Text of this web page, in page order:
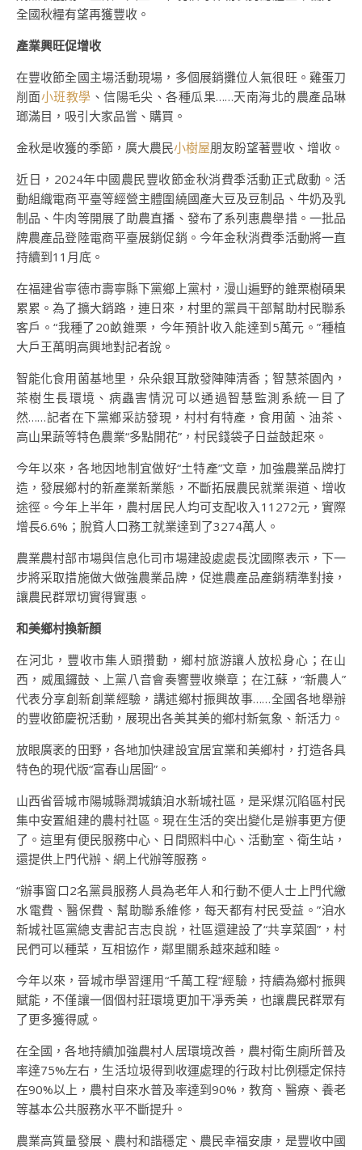
全國秋糧有望再獲豐收。
產業興旺促增收
在豐收節全國主場活動現場，多個展銷攤位人氣很旺。雞蛋刀
削面小班教學 、信陽毛尖、各種瓜果……天南海北的農產品琳
瑯滿目，吸引大家品嘗、購買。
金秋是收獲的季節，廣大農民小樹屋朋友盼望著豐收、增收。
近日，2024年中國農民豐收節金秋消費季活動正式啟動。活
動組織電商平臺等經營主體圍繞國產大豆及豆制品、牛奶及乳
制品、牛肉等開展了助農直播、發布了系列惠農舉措。一批品
牌農產品登陸電商平臺展銷促銷。今年金秋消費季活動將一直
持續到11月底。
在福建省寧德市壽寧縣下黨鄉上黨村，漫山遍野的錐栗樹碩果
累累。為了擴大銷路，連日來，村里的黨員干部幫助村民聯系
客戶。“我種了20畝錐栗，今年預計收入能達到5萬元。”種植
大戶王萬明高興地對記者說。
智能化食用菌基地里，朵朵銀耳散發陣陣清香；智慧茶園內，
茶樹生長環境、病蟲害情況可以通過智慧監測系統一目了
然……記者在下黨鄉采訪發現，村村有特產，食用菌、油茶、
高山果蔬等特色農業“多點開花”，村民錢袋子日益鼓起來。
今年以來，各地因地制宜做好“土特產”文章，加強農業品牌打
造，發展鄉村的新產業新業態，不斷拓展農民就業渠道、增收
途徑。今年上半年，農村居民人均可支配收入11272元，實際
增長6.6%；脫貧人口務工就業達到了3274萬人。
農業農村部市場與信息化司市場建設處處長沈國際表示，下一
步將采取措施做大做強農業品牌，促進農產品產銷精準對接，
讓農民群眾切實得實惠。
和美鄉村換新顏
在河北，豐收市集人頭攢動，鄉村旅游讓人放松身心；在山
西，威風鑼鼓、上黨八音會奏響豐收樂章；在江蘇，“新農人”
代表分享創新創業經驗，講述鄉村振興故事……全國各地舉辦
的豐收節慶祝活動，展現出各美其美的鄉村新氣象、新活力。
放眼廣袤的田野，各地加快建設宜居宜業和美鄉村，打造各具
特色的現代版“富春山居圖”。
山西省晉城市陽城縣潤城鎮洎水新城社區，是采煤沉陷區村民
集中安置組建的農村社區。現在生活的突出變化是辦事更方便
了。這里有便民服務中心、日間照料中心、活動室、衛生站，
還提供上門代辦、網上代辦等服務。
“辦事窗口2名黨員服務人員為老年人和行動不便人士上門代繳
水電費、醫保費、幫助聯系維修，每天都有村民受益。”洎水
新城社區黨總支書記吉志良說，社區還建設了“共享菜園”，村
民們可以種菜，互相協作，鄰里關系越來越和睦。
今年以來，晉城市學習運用“千萬工程”經驗，持續為鄉村振興
賦能，不僅讓一個個村莊環境更加干凈秀美，也讓農民群眾有
了更多獲得感。
在全國，各地持續加強農村人居環境改善，農村衛生廁所普及
率達75%左右，生活垃圾得到收運處理的行政村比例穩定保持
在90%以上，農村自來水普及率達到90%，教育、醫療、養老
等基本公共服務水平不斷提升。
農業高質量發展、農村和諧穩定、農民幸福安康，是豐收中國